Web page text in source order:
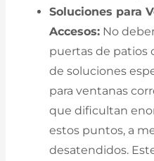
Soluciones para
Accesos: No
puertas de patios
de soluciones
para ventanas
que dificultan
estos puntos, a
desatendidos.